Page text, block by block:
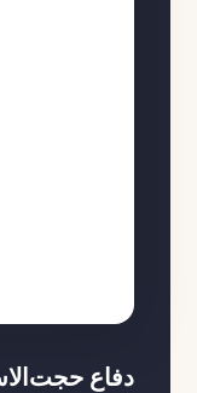
دفاع